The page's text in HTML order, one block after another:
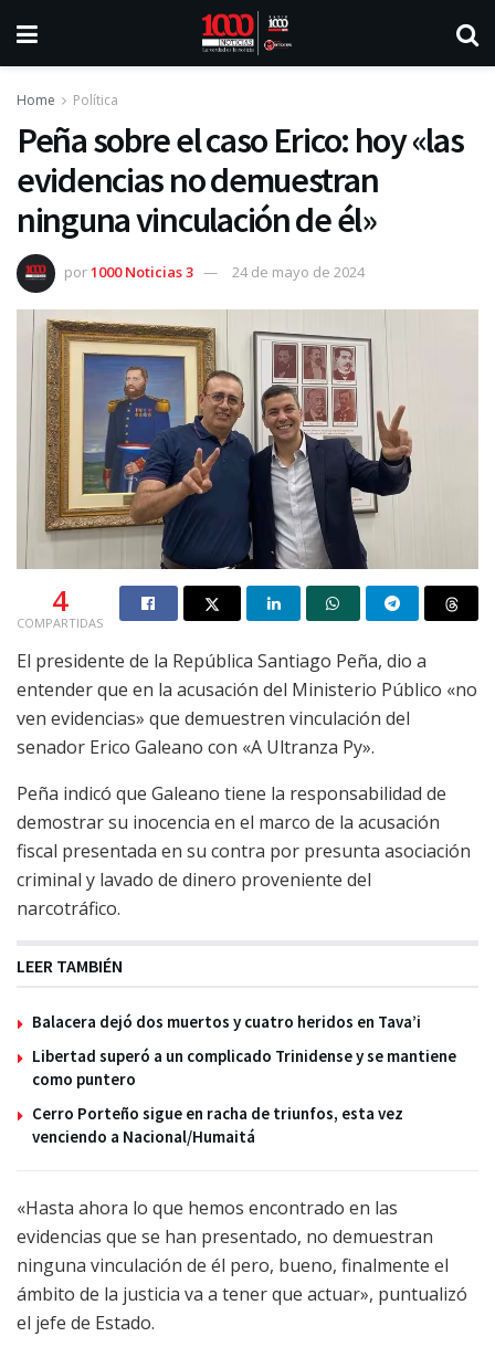
Home Política
Peña sobre el caso Erico: hoy «las
evidencias no demuestran
ninguna vinculación de él»
por1000 Noticias 3 24 de mayo de 2024
4
COMPARTIDAS
El presidente de la República Santiago Peña, dio a
entender que en la acusación del Ministerio Público «no
ven evidencias» que demuestren vinculación del
senador Erico Galeano con «A Ultranza Py».
Peña indicó que Galeano tiene la responsabilidad de
demostrar su inocencia en el marco de la acusación
fiscal presentada en su contra por presunta asociación
criminal y lavado de dinero proveniente del
narcotráfico.
LEER TAMBIÉN
Balacera dejó dos muertos y cuatro heridos en Tava’i
Libertad superó a un complicado Trinidense y se mantiene
como puntero
Cerro Porteño sigue en racha de triunfos, esta vez
venciendo a Nacional/Humaitá
«Hasta ahora lo que hemos encontrado en las
evidencias que se han presentado, no demuestran
ninguna vinculación de él pero, bueno, finalmente el
ámbito de la justicia va a tener que actuar», puntualizó
el jefe de Estado.